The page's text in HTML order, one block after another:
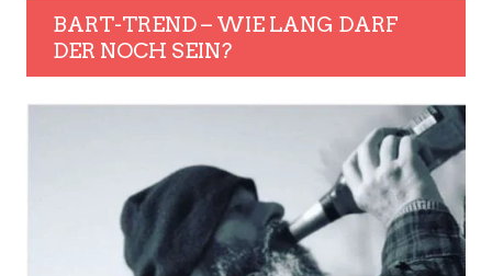
BART-TREND – WIE LANG DARF
DER NOCH SEIN?